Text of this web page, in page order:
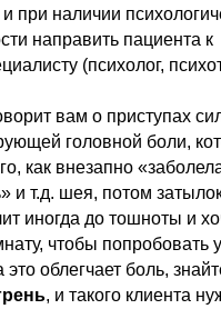
при наличии
направить пациента к
(психолог,
вам о приступах
головной боли,
как внезапно
и т.д. шея, потом
иногда до тошноты и
чтобы попробовать
облегчает боль,
, и такого клиента